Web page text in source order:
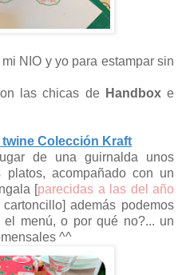
NIO y yo para estampar sin
las chicas de Handboxe
Colección Kraft
de una guirnalda unos
platos, acompañado con un
[parecidas a las del año
además podemos
menú, o por qué no?... un
^^